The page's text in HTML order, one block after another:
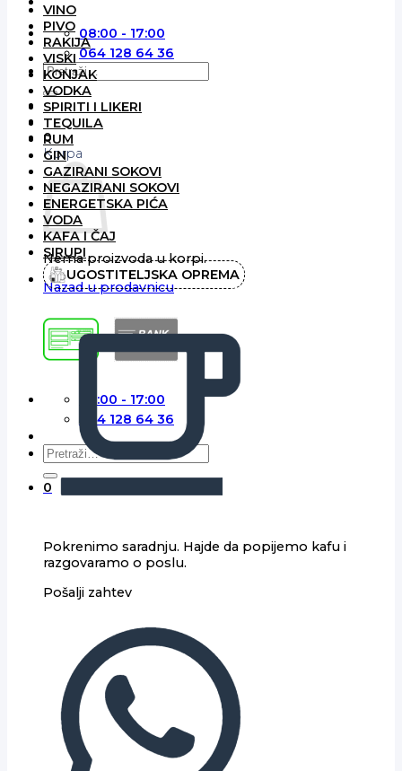
08:00 - 17:00
064 128 64 36
Pretraga
za:
0
Korpa
Nema proizvoda u korpi.
Nazad u prodavnicu
08:00 - 17:00
064 128 64 36
Pretraga
za:
0
VINO
PIVO
RAKIJA
VISKI
KONJAK
VODKA
SPIRITI I LIKERI
TEQUILA
RUM
GIN
GAZIRANI SOKOVI
NEGAZIRANI SOKOVI
ENERGETSKA PIĆA
VODA
KAFA I ČAJ
SIRUPI
UGOSTITELJSKA OPREMA
Pokrenimo saradnju. Hajde da popijemo kafu i
razgovaramo o poslu.
Pošalji zahtev